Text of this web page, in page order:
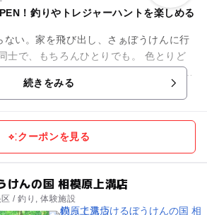
！釣りやトレジャーハントを楽しめる
ない。家を飛び出し、さぁぼうけんに行
士で、もちろんひとりでも。 色とりど
石、見たことないような化石… 新しいも
続きをみる
クーポンを見る
けんの国 相模原上溝店
/ 釣り, 体験施設